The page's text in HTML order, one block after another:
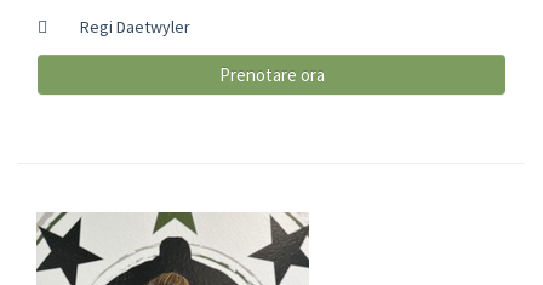
Regi Daetwyler
Prenotare ora